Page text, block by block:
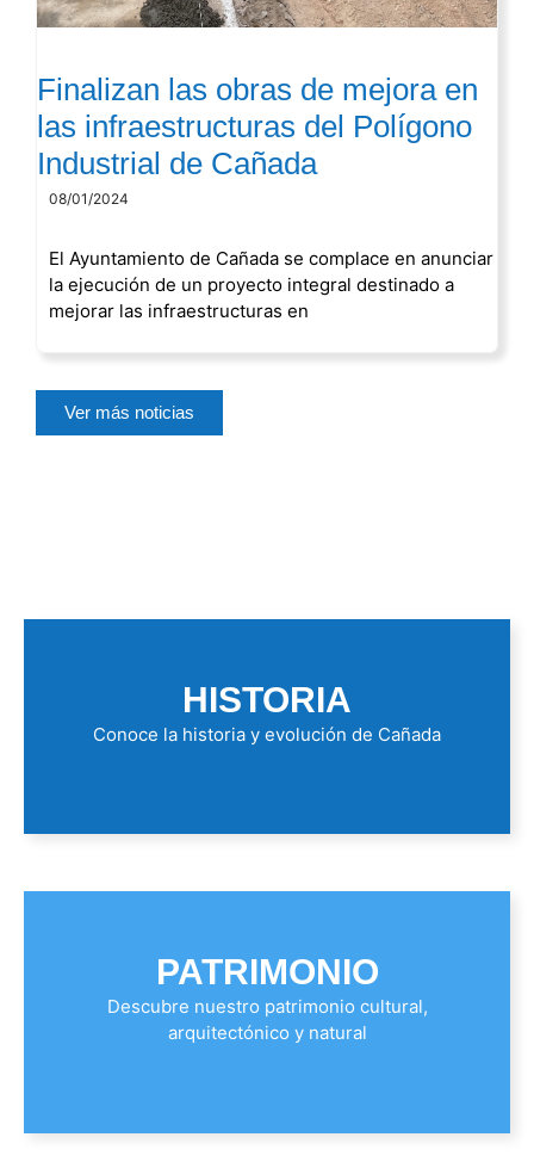
Finalizan las obras de mejora en
las infraestructuras del Polígono
Industrial de Cañada
08/01/2024
El Ayuntamiento de Cañada se complace en anunciar
la ejecución de un proyecto integral destinado a
mejorar las infraestructuras en
Ver más noticias
HISTORIA
Conoce la historia y evolución de Cañada
PATRIMONIO
Descubre nuestro patrimonio cultural,
arquitectónico y natural